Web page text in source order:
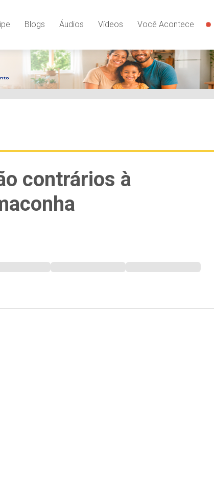
Blogs Áudios Vídeos Você Acontece
contrários à